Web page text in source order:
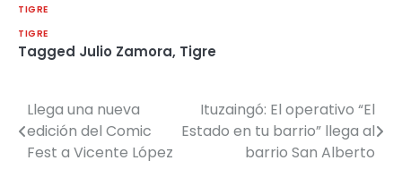
TIGRE
TIGRE
Tagged Julio Zamora, Tigre
Navegación
de
Llega una nueva
edición del Comic
Fest a Vicente López
Ituzaingó: El operativo “El
Estado en tu barrio” llega al
barrio San Alberto